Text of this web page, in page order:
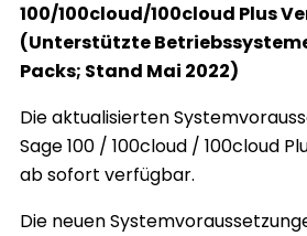
100/100cloud/100cloud Plus
(Unterstützte
Packs; Stand Mai 2022)
Die aktualisierten
Sage 100 / 100cloud / 100cloud
ab sofort verfügbar.
Die neuen